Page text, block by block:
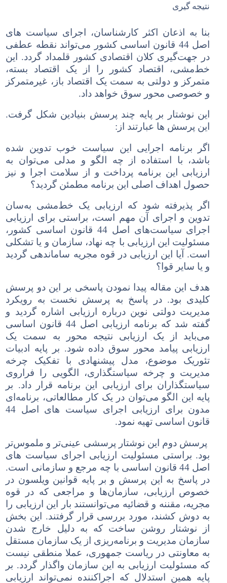
نتیجه گیری
بنا به اذعان اکثر کارشناسان، اجرای سیاست های
اصل 44 قانون اساسی کشور می
تواند نقطه عطفی
در جهتگیری کلان اقتصادی کشور قلمداد گردد. این
خطمشی، اقتصاد کشور را از یک اقتصاد بسته،
متمرکز و دولتی به سمت یک اقتصاد باز، غیرمتمرکز
و خصوصی محور سوق خواهد داد.
این نوشتار بر پایه چند پرسش بنیادین شکل گرفت.
این پرسش ها عبارتند از:
اگر برنامه اجرایی این سیاست خوب تدوین شده
باشد، با استفاده از چه الگو و مدلی میتوان به
ارزیابی این برنامه پرداخت و از سلامت اجرا و نیز
حصول اهداف اصلی این برنامه مطمئن گردید؟
اگر پذیرفته شود که ارزیابی یک خطمشی بهسان
تدوین و اجرای آن مهم است، براستی برای ارزیابی
اجرای سیاست
های اصل 44 قانون اساسی کشور،
مسئولیت این ارزیابی با چه نهاد، سازمان و یا تشکلی
است.
آیا این ارزیابی در قوه مجریه ساماندهی گردید
و یا سایر قوا؟
هدف این مقاله پیدا نمودن پاسخی بر این دو پرسش
کلیدی بود. در پاسخ به پرسش نخست به رویکرد
مدیریت دولتی نوین درباره ارزیابی اشاره گردید و
گفته شد که برنامه ارزیابی اصل 44 قانون اساسی
میباید از یک ارزیابی نتیجه محور به سمت یک
ارزیابی پیامد محور سوق داده شود. بر پایه ادبیات
تئوریک موضوع، مدل پیشنهادی با تفکیک چرخه
مدیریت و چرخه سیاستگذاری، الگویی را فراروی
سیاستگذاران برای ارزیابی این برنامه قرار داد. بر
پایه این الگو میتوان در یک کار مطالعاتی، برنامه ای
مدون برای ارزیابی اجرای سیاست های اصل 44
قانون اساسی تهیه نمود.
پرسش دوم این نوشتار پرسشی عینیتر و ملموستر
بود. براستی مسئولیت ارزیابی اجرای سیاست های
اصل 44 قانون اساسی با چه مرجع و سازمانی است.
در پاسخ به این پرسش و بر پایه قوانین ویلسون در
خصوص ارزیابی، سازمانها و مراجعی که در قوه
مجریه، مقننه و قضائیه میتوانستند بار این ارزیابی را
به دوش کشند، مورد بررسی قرار گرفتند. این بخش
از نوشتار روشن ساخت که به دلیل خارج شدن
سازمان مدیریت و برنامهریزی از یک سازمان مستقل
به معاونتی در ریاست جمهوری، عملا منطقی نیست
که مسئولیت ارزیابی به این سازمان واگذار گردد. بر
پایه همین استدلال که اجراکننده نمیتواند ارزیابی